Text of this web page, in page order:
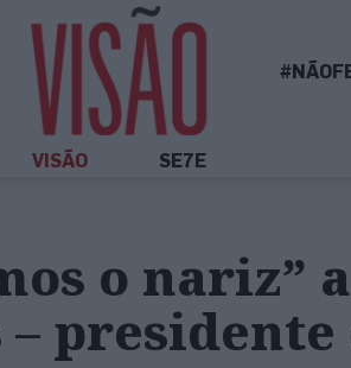
VISÃO SE7E
o nariz”
presidente